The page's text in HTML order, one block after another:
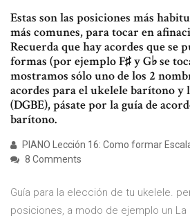
Estas son las posiciones más
más comunes, para tocar en
Recuerda que hay acordes que se
formas (por ejemplo F♯ y G♭ se
mostramos sólo uno de los 2
acordes para el ukelele barítono y
(DGBE), pásate por la guía de
barítono.
PIANO Lección 16: Como formar
8 Comments
Guía para la elección de tu ukelele.
posiciones, a modo de ejemplo un La